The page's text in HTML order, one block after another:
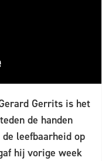
Gerrits is het
de handen
leefbaarheid op
hij vorige week